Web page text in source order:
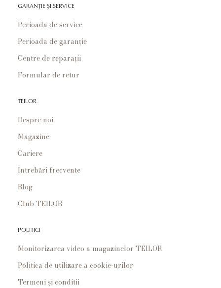
GARANȚIE ȘI SERVICE
Perioada de service
Perioada de garanție
Centre de reparații
Formular de retur
TEILOR
Despre noi
Magazine
Cariere
Întrebări frecvente
Blog
Club TEILOR
POLITICI
Monitorizarea video a magazinelor TEILOR
Politica de utilizare a cookie-urilor
Termeni și conditii